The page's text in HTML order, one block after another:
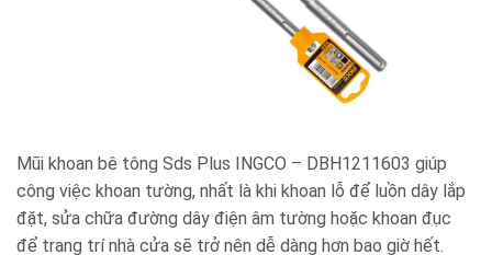
Mũi khoan bê tông Sds Plus INGCO – DBH1211603 giúp
công việc khoan tường, nhất là khi khoan lỗ để luồn dây lắp
đặt, sửa chữa đường dây điện âm tường hoặc khoan đục
để trang trí nhà cửa sẽ trở nên dễ dàng hơn bao giờ hết.